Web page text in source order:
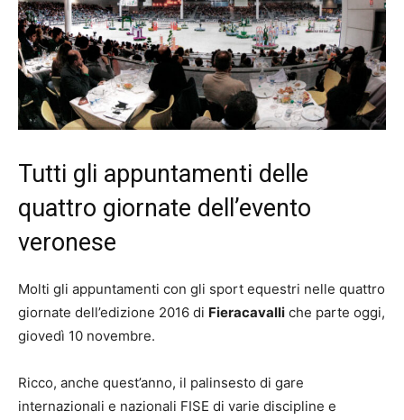
Tutti gli appuntamenti delle
quattro giornate dell’evento
veronese
Molti gli appuntamenti con gli sport equestri nelle quattro
giornate dell’edizione 2016 di Fieracavalli che parte oggi,
giovedì 10 novembre.
Ricco, anche quest’anno, il palinsesto di gare
internazionali e nazionali FISE di varie discipline e